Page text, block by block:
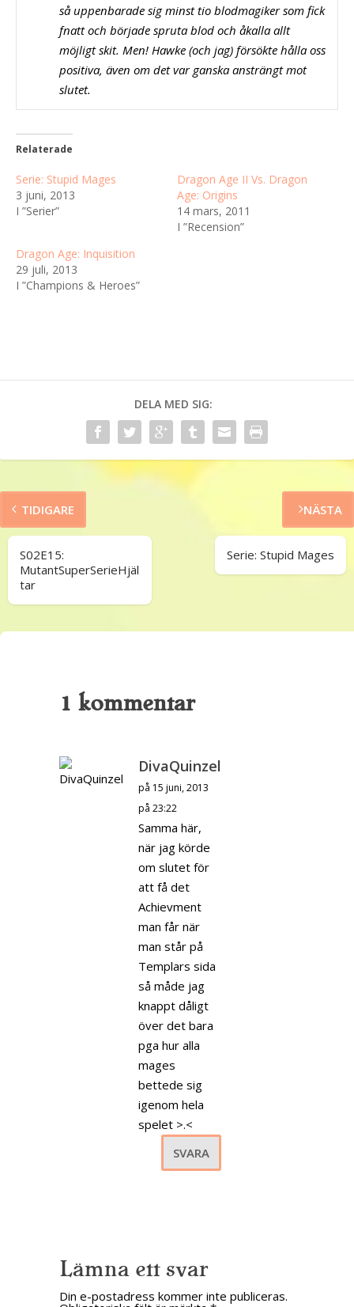
så uppenbarade sig minst tio blodmagiker som fick
fnatt och började spruta blod och åkalla allt
möjligt skit. Men! Hawke (och jag) försökte hålla oss
positiva, även om det var ganska ansträngt mot
slutet.
Relaterade
Serie: Stupid Mages
3 juni, 2013
I ”Serier”
Dragon Age II Vs. Dragon
Age: Origins
14 mars, 2011
I ”Recension”
Dragon Age: Inquisition
29 juli, 2013
I ”Champions & Heroes”
DELA MED SIG:
TIDIGARE
S02E15:
MutantSuperSerieHjäl
tar
NÄSTA
Serie: Stupid Mages
1 kommentar
DivaQuinzel
på 15 juni, 2013
på 23:22
Samma här,
när jag körde
om slutet för
att få det
Achievment
man får när
man står på
Templars sida
så måde jag
knappt dåligt
över det bara
pga hur alla
mages
bettede sig
igenom hela
spelet >.<
SVARA
Lämna ett svar
Din e-postadress kommer inte publiceras.